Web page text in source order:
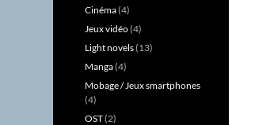
Cinéma(4)
Jeux vidéo(4)
Light novels(13)
Manga(4)
Mobage / Jeux smartphones
(4)
OST(2)